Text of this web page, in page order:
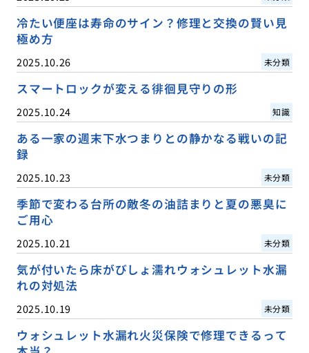
冷たい便座は寿命のサイン？修理と交換の賢い見
極め方
2025.10.26 未分類
スマートロックが変える徘徊見守りの形
2025.10.24 知識
ある一家の週末下水つまりとの静かなる戦いの記
録
2025.10.23 未分類
季節で変わる台所の敵冬の油詰まりと夏の悪臭に
ご用心
2025.10.21 未分類
気が付いたら床がびしょ濡れウォシュレット水漏
れの対処法
2025.10.19 未分類
ウォシュレット水漏れ火災保険で修理できるって